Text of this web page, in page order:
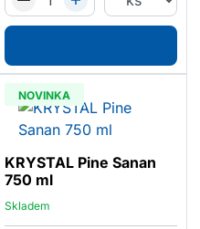
NOVINKA
KRYSTAL Pine Sanan
750 ml
Skladem